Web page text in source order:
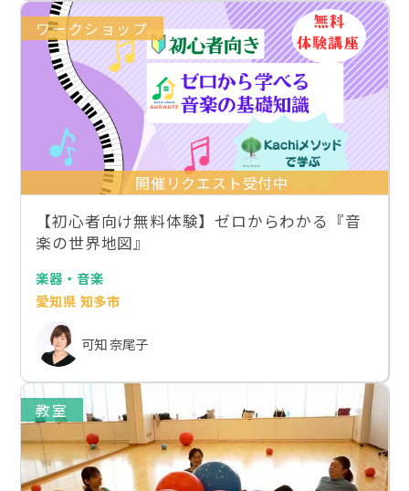
ワークショップ
開催リクエスト受付中
【初心者向け無料体験】ゼロからわかる『音
楽の世界地図』
楽器・音楽
愛知県 知多市
可知 奈尾子
教室